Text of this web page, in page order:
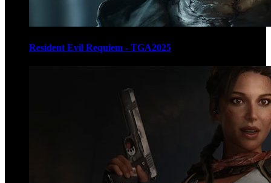
Resident Evil Requiem - TGA2025